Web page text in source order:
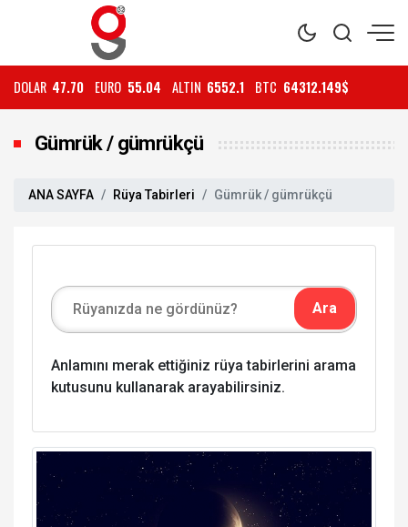
DOLAR 47.70 EURO 55.04 ALTIN 6552.1 BTC 64312.149$
Gümrük / gümrükçü
ANA SAYFA Rüya Tabirleri Gümrük / gümrükçü
Anlamını merak ettiğiniz rüya tabirlerini arama
kutusunu kullanarak arayabilirsiniz.